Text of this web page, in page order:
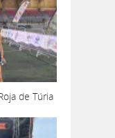
de Túria